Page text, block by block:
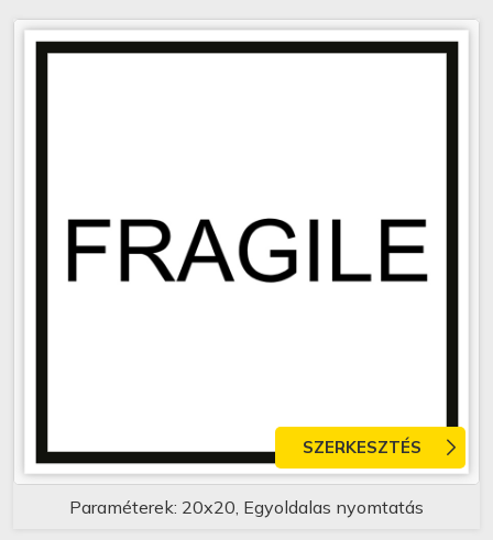
Paraméterek: 20x20, Egyoldalas nyomtatás
SZERKESZTÉS